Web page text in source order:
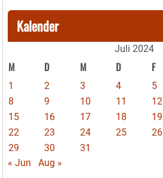
Kalender
Juli 2024
M D M D F
1 2 3 4 5
8
9 10 11 12
15
16 17 18 19
22
23 24 25 26
29
30
31
« Jun
Aug »